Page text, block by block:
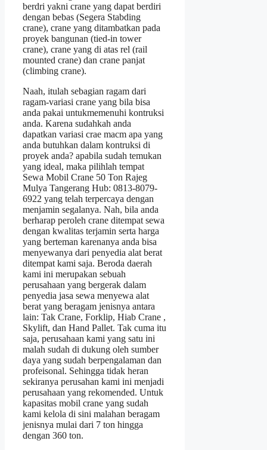
berdri yakni crane yang dapat berdiri
dengan bebas (Segera Stabding
crane), crane yang ditambatkan pada
proyek bangunan (tied-in tower
crane), crane yang di atas rel (rail
mounted crane) dan crane panjat
(climbing crane).
Naah, itulah sebagian ragam dari
ragam-variasi crane yang bila bisa
anda pakai untukmemenuhi kontruksi
anda. Karena sudahkah anda
dapatkan variasi crae macm apa yang
anda butuhkan dalam kontruksi di
proyek anda? apabila sudah temukan
yang ideal, maka pilihlah tempat
Sewa Mobil Crane 50 Ton Rajeg
Mulya Tangerang Hub: 0813-8079-
6922 yang telah terpercaya dengan
menjamin segalanya. Nah, bila anda
berharap peroleh crane ditempat sewa
dengan kwalitas terjamin serta harga
yang berteman karenanya anda bisa
menyewanya dari penyedia alat berat
ditempat kami saja. Beroda daerah
kami ini merupakan sebuah
perusahaan yang bergerak dalam
penyedia jasa sewa menyewa alat
berat yang beragam jenisnya antara
lain: Tak Crane, Forklip, Hiab Crane ,
Skylift, dan Hand Pallet. Tak cuma itu
saja, perusahaan kami yang satu ini
malah sudah di dukung oleh sumber
daya yang sudah berpengalaman dan
profeisonal. Sehingga tidak heran
sekiranya perusahan kami ini menjadi
perusahaan yang rekomended. Untuk
kapasitas mobil crane yang sudah
kami kelola di sini malahan beragam
jenisnya mulai dari 7 ton hingga
dengan 360 ton.